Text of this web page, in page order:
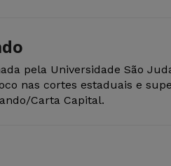
pela Universidade São
nas cortes estaduais e
Carta Capital.